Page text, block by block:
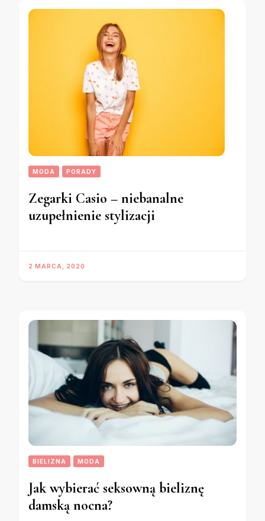
MODA PORADY
Zegarki Casio – niebanalne
uzupełnienie stylizacji
2 MARCA, 2020
BIELIZNA MODA
Jak wybierać seksowną bieliznę
damską nocna?